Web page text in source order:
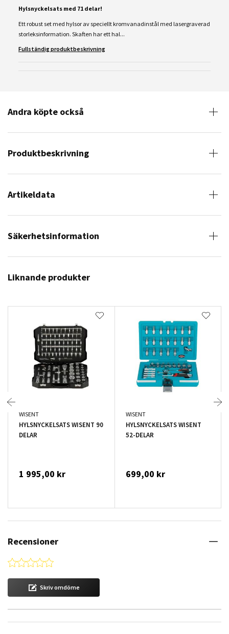
Hylsnyckelsats med 71 delar!
Ett robust set med hylsor av speciellt kromvanadinstål med lasergraverad
storleksinformation. Skaften har ett hal...
Fullständig produktbeskrivning
Andra köpte också
Produktbeskrivning
Artikeldata
Säkerhetsinformation
Liknande produkter
WISENT
HYLSNYCKELSATS WISENT 90
DELAR
1 995,00 kr
WISENT
HYLSNYCKELSATS WISENT
52-DELAR
699,00 kr
Recensioner
0.0 star rating
Skriv omdöme